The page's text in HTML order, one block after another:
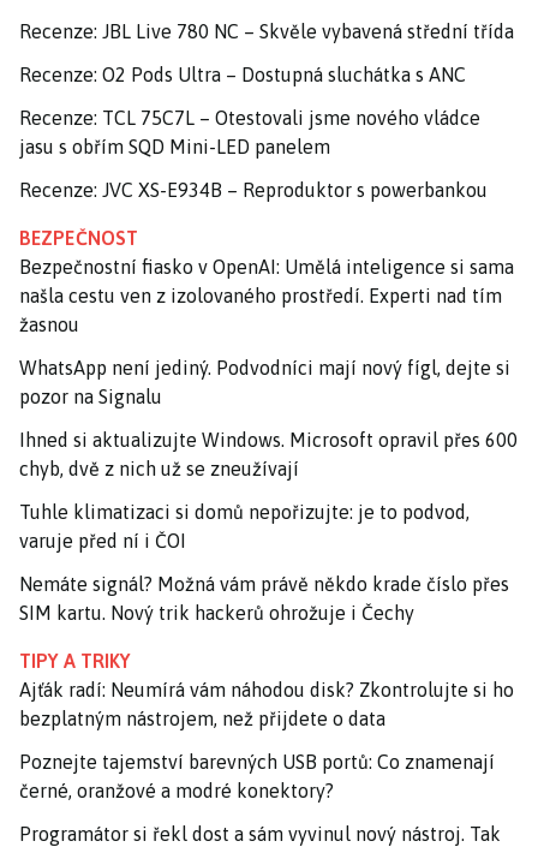
Recenze: JBL Live 780 NC – Skvěle vybavená střední třída
Recenze: O2 Pods Ultra – Dostupná sluchátka s ANC
Recenze: TCL 75C7L – Otestovali jsme nového vládce
jasu s obřím SQD Mini-LED panelem
Recenze: JVC XS-E934B – Reproduktor s powerbankou
BEZPEČNOST
Bezpečnostní fiasko v OpenAI: Umělá inteligence si sama
našla cestu ven z izolovaného prostředí. Experti nad tím
žasnou
WhatsApp není jediný. Podvodníci mají nový fígl, dejte si
pozor na Signalu
Ihned si aktualizujte Windows. Microsoft opravil přes 600
chyb, dvě z nich už se zneužívají
Tuhle klimatizaci si domů nepořizujte: je to podvod,
varuje před ní i ČOI
Nemáte signál? Možná vám právě někdo krade číslo přes
SIM kartu. Nový trik hackerů ohrožuje i Čechy
TIPY A TRIKY
Ajťák radí: Neumírá vám náhodou disk? Zkontrolujte si ho
bezplatným nástrojem, než přijdete o data
Poznejte tajemství barevných USB portů: Co znamenají
černé, oranžové a modré konektory?
Programátor si řekl dost a sám vyvinul nový nástroj. Tak